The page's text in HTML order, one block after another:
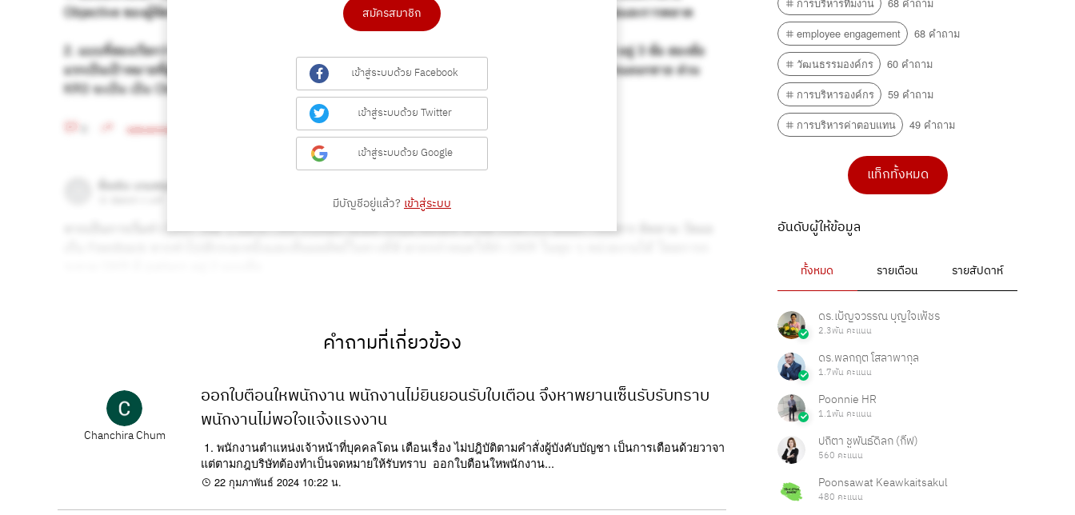
สมัครสมาชิก
เข้าสู่ระบบด้วย Facebook
เข้าสู่ระบบด้วย Twitter
เข้าสู่ระบบด้วย Google
มีบัญชีอยู่แล้ว? เข้าสู่ระบบ
คำถามที่เกี่ยวข้อง
Chanchira Chum
ออกใบตือนใหพนักงาน พนักงานไม่ยินยอนรับใบเตือน จึงหาพยานเซ็นรับรับทราบ
พนักงานไม่พอใจแจ้งแรงงาน
1. พนักงานตำแหน่งเจ้าหน้าที่บุคคลโดน เตือนเรื่อง ไม่ปฎิบัติตามคำสั่งผู้บังคับบัญชา เป็นการเตือนด้วยวาจา
แต่ตามกฎบริษัทต้องทำเป็นจดหมายให้รับทราบ ออกใบตือนใหพนักงาน...
22 กุมภาพันธ์ 2024 10:22 น.
employee engagement
68 คำถาม
วัฒนธรรมองค์กร
60 คำถาม
การบริหารองค์กร
59 คำถาม
การบริหารค่าตอบแทน
49 คำถาม
แท็กทั้งหมด
อันดับผู้ให้ข้อมูล
ทั้งหมด รายเดือน รายสัปดาห์
ดร.เบ็ญจวรรณ บุญใจเพ็ชร
2.3พัน คะแนน
ดร.พลกฤต โสลาพากุล
1.7พัน คะแนน
Poonnie HR
1.1พัน คะแนน
ปถิตา ชูพันธ์ดิลก (กิ๊ฟ)
560 คะแนน
Poonsawat Keawkaitsakul
480 คะแนน